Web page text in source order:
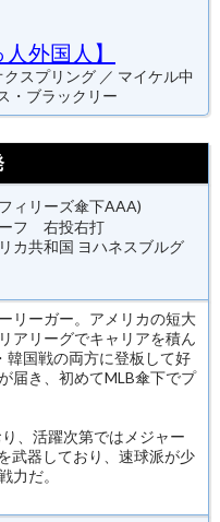
外国人】
スプリング ／ マイケル中
・ブラックリー
ィリーズ傘下AAA)
フ 右投右打
カ共和国 ヨハネスブルグ
リーガー。アメリカの短大
アリーグでキャリアを積ん
韓国戦の両方に登板して好
届き、初めてMLB傘下でプ
、活躍次第ではメジャー
武器しており、速球派が少
力だ。